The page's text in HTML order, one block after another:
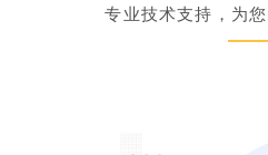
专业技术支持，为